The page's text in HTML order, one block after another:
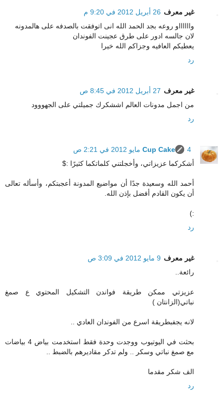
غير معرف 26 أبريل 2012 في 9:20 م
وااااااو روعه بجد الحمد الله انى اتوفقت بالصدفه على هالمدونه
لان جالسه ادور على طرق عجينت الفوندان
يعطيكم العافيه وجزاكم الله خيرا
رد
غير معرف 27 أبريل 2012 في 8:45 ص
من اجمل مدونات العالم اششكرك جميلتي على الجهووود
رد
Cup Cake
4 مايو 2012 في 2:21 ص
أشكركما عزيزاتي، وأخجلتني كلماتكما كثيرًا :$
أحمد الله وسعيدة جدًا أن مواضيع المدونة أعجبتكم، وأسأله تعالى
أن يكون القادم أفضل بإذن الله.
:)
رد
غير معرف 9 مايو 2012 في 3:09 ص
رائعة..
عزيزتي ممكن طريقة فواندن التشكيل المحتوي ع صمغ
نباتي(الزانتان )
لانه يجفبطريقة اسرع من الفوندان العادي ..
بحثت في اليوتيوب ووجدت وحدة فقط استخدمت بياض 4 بياضات
مع صمغ نباتي وسكر .. ولم تدكر مقاديرهم بالضبط ..
الف شكر مقدما
رد